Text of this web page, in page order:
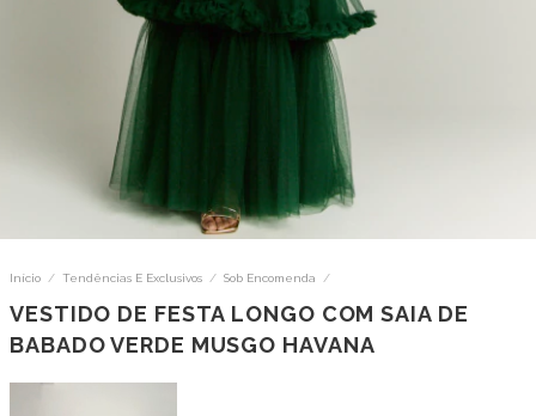
Início / Tendências E Exclusivos / Sob Encomenda /
VESTIDO DE FESTA LONGO COM SAIA DE
BABADO VERDE MUSGO HAVANA